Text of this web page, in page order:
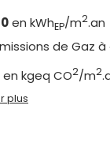
en kWhEP/m2.an
de Gaz
en kgeq CO2/m2
plus